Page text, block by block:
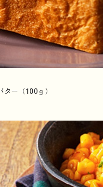
ター（100ｇ）